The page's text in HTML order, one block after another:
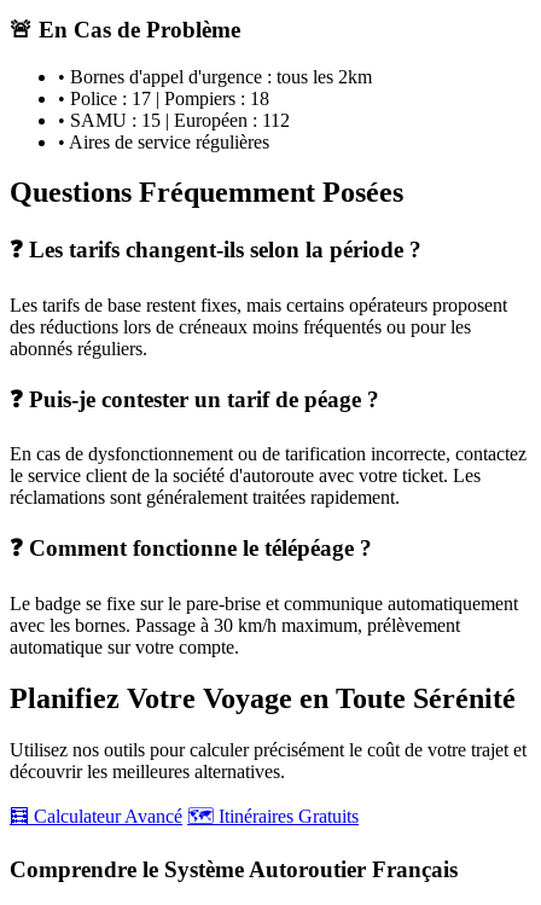
🚨 En Cas de Problème
• Bornes d'appel d'urgence : tous les 2km
• Police : 17 | Pompiers : 18
• SAMU : 15 | Européen : 112
• Aires de service régulières
Questions Fréquemment Posées
❓ Les tarifs changent-ils selon la période ?
Les tarifs de base restent fixes, mais certains opérateurs proposent
des réductions lors de créneaux moins fréquentés ou pour les
abonnés réguliers.
❓ Puis-je contester un tarif de péage ?
En cas de dysfonctionnement ou de tarification incorrecte, contactez
le service client de la société d'autoroute avec votre ticket. Les
réclamations sont généralement traitées rapidement.
❓ Comment fonctionne le télépéage ?
Le badge se fixe sur le pare-brise et communique automatiquement
avec les bornes. Passage à 30 km/h maximum, prélèvement
automatique sur votre compte.
Planifiez Votre Voyage en Toute Sérénité
Utilisez nos outils pour calculer précisément le coût de votre trajet et
découvrir les meilleures alternatives.
🧮 Calculateur Avancé 🗺️ Itinéraires Gratuits
Comprendre le Système Autoroutier Français